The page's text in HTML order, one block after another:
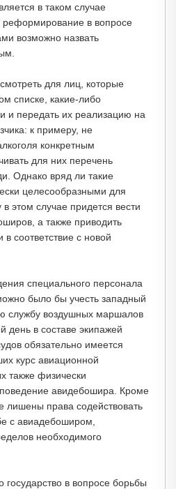
в таком случае
в вопросе
возможно назвать
для лиц, которые
списке, какие-либо
и передать их реализацию на
к примеру, не
конкретным
для них перечень
Однако вряд ли такие
целесообразными для
в этом случае придется вести
а также приводить
соответствие с новой
специального персонала
было бы учесть западный
службу воздушных маршалов
в составе экипажей
обязательно имеется
курс авиационной
также физически
авидебошира. Кроме
лишены права содействовать
с авиадебоширом,
необходимого
государство в вопросе борьбы